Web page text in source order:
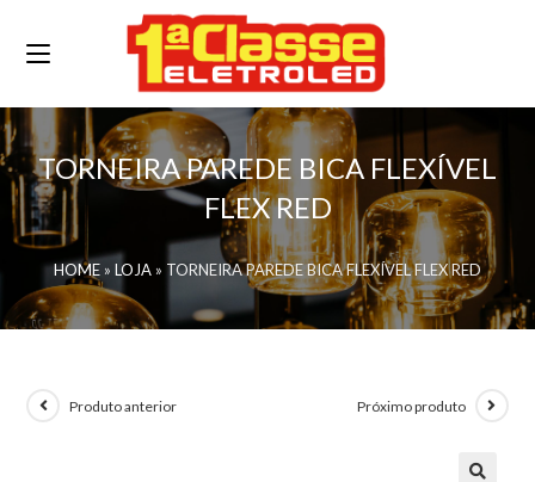
TORNEIRA PAREDE BICA FLEXÍVEL
FLEX RED
HOME » LOJA » TORNEIRA PAREDE BICA FLEXÍVEL FLEX RED
Produto anterior Próximo produto